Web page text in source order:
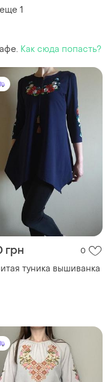
1
Как сюда попасть?
грн 0
туника вышиванка